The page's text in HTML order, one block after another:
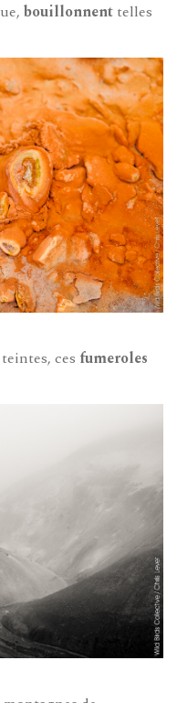
bouillonnent telles
ces fumeroles